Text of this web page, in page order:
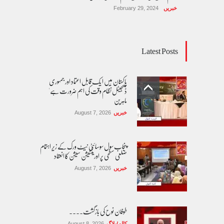
خبریں February 29, 2024
Latest Posts
پاکستان مِیں ا یک قابل اعتماد اور جمہوری
ڈیجیٹل نظام وقت کی اہم ضرورت ہے'
ماہرین
خبریں August 7, 2026
پنجاب سول سوسائٹی نیٹ ورک کے زیرِ اہتمام
ضلعی سطحی پر اورینٹیشن سیشن کا انعقاد
خبریں August 7, 2026
طوفان نوح کی بازگشت....